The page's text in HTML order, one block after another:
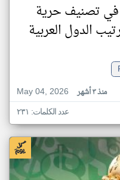
في تصنيف حرية
الدول العربية
May 04, 2026
منذ ٣ أشهر
عدد الكلمات: ٢٣١